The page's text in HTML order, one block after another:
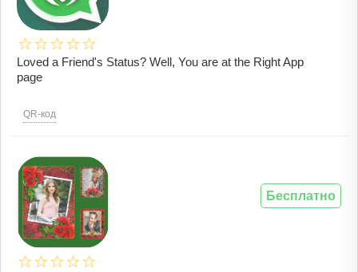
Loved a Friend's Status? Well, You are at the Right App
page
QR-код
Бесплатно